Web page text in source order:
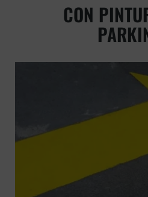
CON